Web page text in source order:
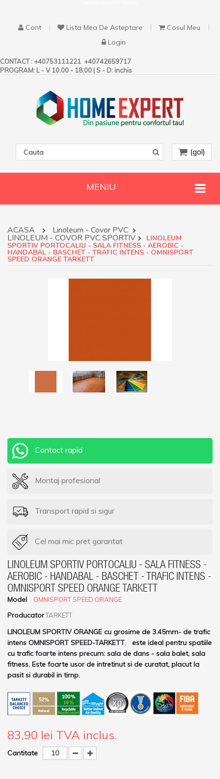
Cont Lista Mea De Asteptare
Cosul Meu
Login
CONTACT : +40753111221 +40742659717
PROGRAM: L - V 10.00 - 18.00 | S - D: inchis
(gol)
MENIU
ACASA Linoleum - Covor PVC
LINOLEUM - COVOR PVC SPORTIV LINOLEUM
SPORTIV PORTOCALIU - SALA FITNESS - AEROBIC -
HANDABAL - BASCHET - TRAFIC INTENS - OMNISPORT
SPEED ORANGE TARKETT
Contact rapid
Montaj profesional
Transport rapid si sigur
Cel mai mic pret garantat
LINOLEUM SPORTIV PORTOCALIU - SALA FITNESS -
AEROBIC - HANDABAL - BASCHET - TRAFIC INTENS -
OMNISPORT SPEED ORANGE TARKETT
Model OMNISPORT SPEED ORANGE
ProducatorTARKETT
LINOLEUM SPORTIV ORANGE cu grosime de 3.45mm- de trafic
intens OMNISPORT SPEED-TARKETT,
este ideal pentru spatiile
cu trafic foarte intens precum: sala de dans - sala balet, sala
fitness. Este foarte usor de intretinut si de curatat, placut la
pasit si durabil in timp.
83,90 lei TVA inclus.
Cantitate